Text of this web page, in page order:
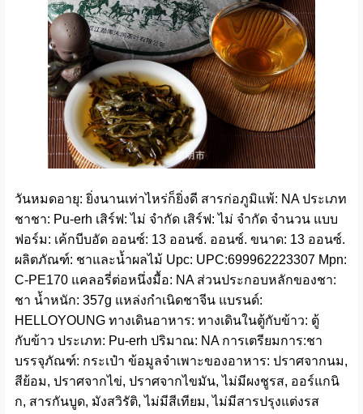
วันหมดอายุ: ยิ่งนานเท่าไหร่ก็ยิ่งดี สารก่อภูมิแพ้: NA ประเภท
ชาชา: Pu-erh เสิร์ฟ: ไม่ จำกัด เสิร์ฟ: ไม่ จำกัด จำนวน แบบ
ฟอร์ม: เค้กบีบอัด ออนซ์: 13 ออนซ์. ออนซ์. ขนาด: 13 ออนซ์.
ผลิตภัณฑ์: ชาและน้ำผลไม้ Upc: UPC:699962223307 Mpn:
C-PE170 แคลอรี่ต่อหนึ่งมื้อ: NA ส่วนประกอบหลักของชา:
ชา น้ำหนัก: 357g แหล่งกำเนิดชาจีน แบรนด์:
HELLOYOUNG ทางเดินอาหาร: ทางเดินในตู้กับข้าว: ตู้
กับข้าว ประเภท: Pu-erh ปริมาณ: NA การเตรียมการ:ชา
บรรจุภัณฑ์: กระเป๋า ข้อมูลจำเพาะของอาหาร: ปราศจากนม,
สีย้อม, ปราศจากไข่, ปราศจากไขมัน, ไม่มีผงชูรส, ออร์แกนิ
ก, สารกันบูด, มังสวิรัติ, ไม่มีสีเทียม, ไม่มีสารปรุงแต่งรส